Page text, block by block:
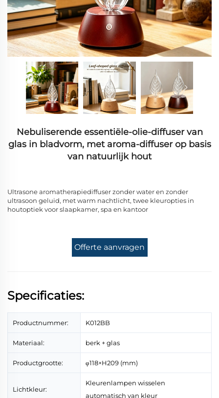
Nebuliserende essentiële-olie-diffuser van
glas in bladvorm, met aroma-diffuser op basis
van natuurlijk hout
Ultrasone aromatherapiediffuser zonder water en zonder
ultrasoon geluid, met warm nachtlicht, twee kleuropties in
houtoptiek voor slaapkamer, spa en kantoor
Offerte aanvragen
Specificaties:
Productnummer: K012BB
Materiaal: berk + glas
Productgrootte: φ118×H209 (mm)
Lichtkleur:
Kleurenlampen wisselen
automatisch van kleur